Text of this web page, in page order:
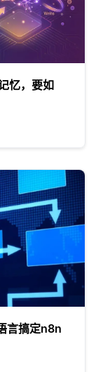
忆，要如
言搞定n8n